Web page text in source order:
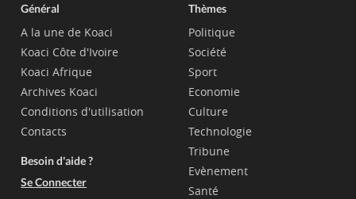
Général
A la une de Koaci
Koaci Côte d'Ivoire
Koaci Afrique
Archives Koaci
Conditions d'utilisation
Contacts
Besoin d'aide ?
Se Connecter
Thèmes
Politique
Société
Sport
Economie
Culture
Technologie
Tribune
Evènement
Santé